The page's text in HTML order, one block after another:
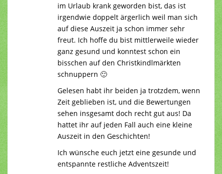
im Urlaub krank geworden bist, das ist
irgendwie doppelt ärgerlich weil man sich
auf diese Auszeit ja schon immer sehr
freut. Ich hoffe du bist mittlerweile wieder
ganz gesund und konntest schon ein
bisschen auf den Christkindlmärkten
schnuppern 🙂
Gelesen habt ihr beiden ja trotzdem, wenn
Zeit geblieben ist, und die Bewertungen
sehen insgesamt doch recht gut aus! Da
hattet ihr auf jeden Fall auch eine kleine
Auszeit in den Geschichten!
Ich wünsche euch jetzt eine gesunde und
entspannte restliche Adventszeit!